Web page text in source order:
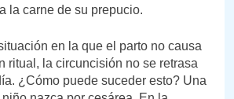
la carne de su prepucio.
en la que el parto no causa
ritual, la circuncisión no se retrasa
¿Cómo puede suceder esto? Una